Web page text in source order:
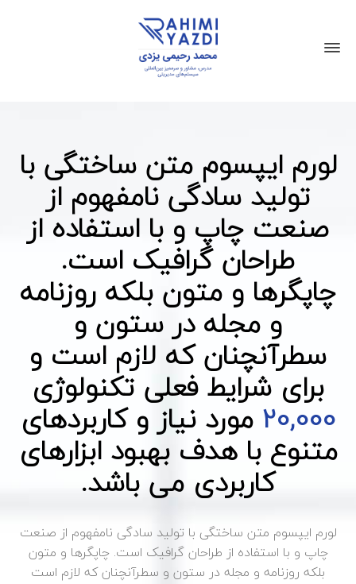
لورم ایپسوم متن ساختگی با
تولید سادگی نامفهوم از
صنعت چاپ و با استفاده از
طراحان گرافیک است.
چاپگرها و متون بلکه روزنامه
و مجله در ستون و
سطرآنچنان که لازم است و
برای شرایط فعلی تکنولوژی
20,000 مورد نیاز و کاربردهای
متنوع با هدف بهبود ابزارهای
کاربردی می باشد.
لورم ایپسوم متن ساختگی با تولید سادگی نامفهوم از صنعت
چاپ و با استفاده از طراحان گرافیک است. چاپگرها و متون
بلکه روزنامه و مجله در ستون و سطرآنچنان که لازم است